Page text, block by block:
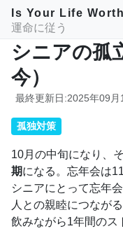
Is Your Life
運命に従う
シニアの孤
今）
最終更新日:2025年09月
孤独対策
10月の中旬になり、
期になる。忘年会は
シニアにとって忘年
人との親睦につなが
飲みながら1年間のス